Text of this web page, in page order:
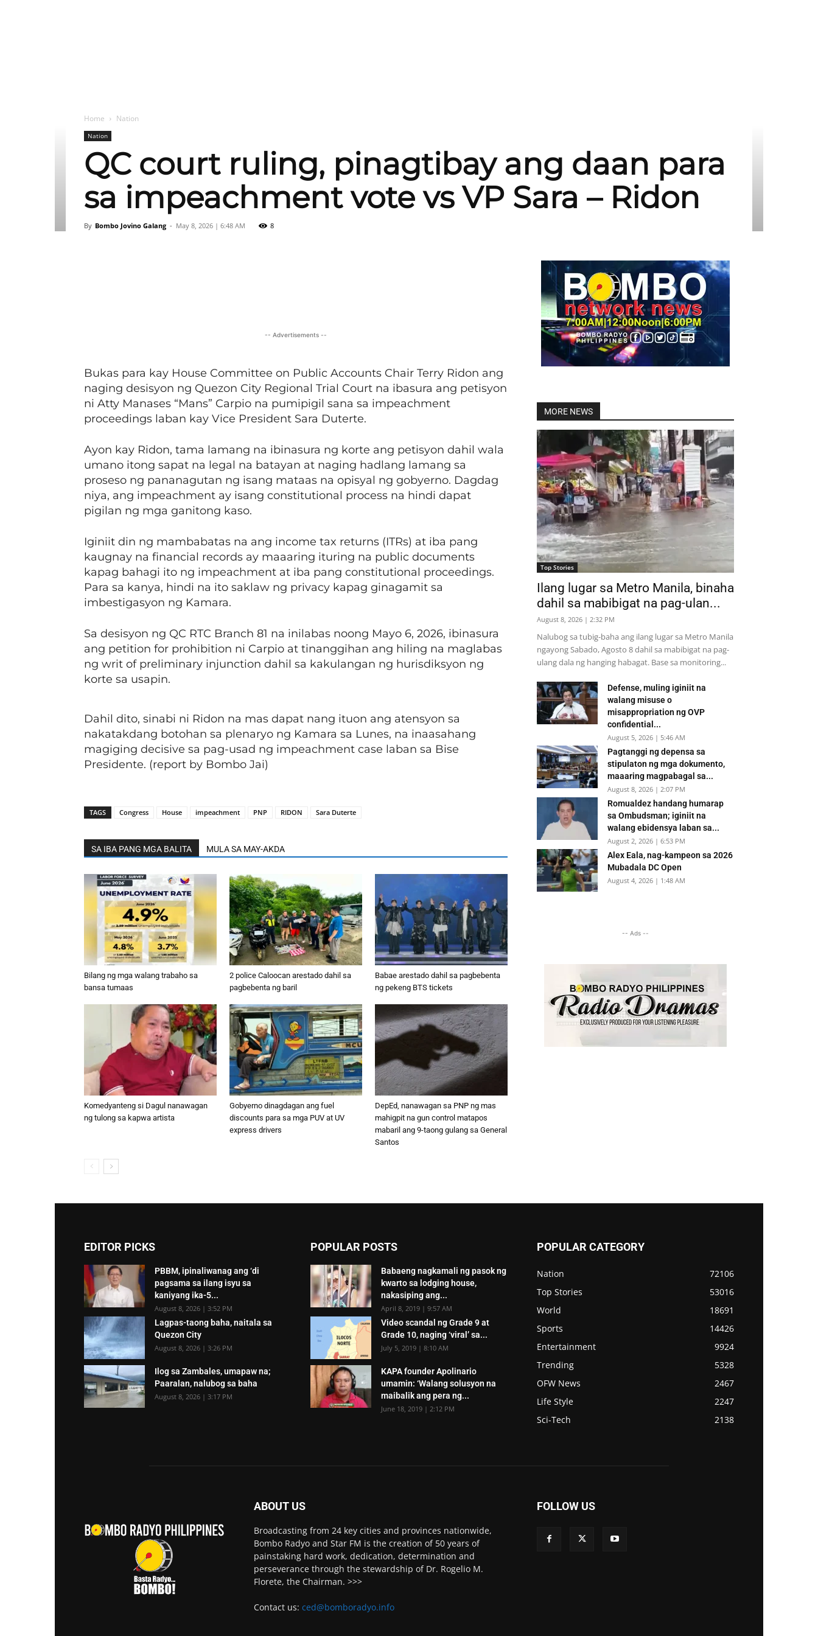
Home Nation
Nation
QC court ruling, pinagtibay ang daan para
sa impeachment vote vs VP Sara – Ridon
By Bombo Jovino Galang - May 8, 2026 | 6:48 AM 8
Linkedin
-- Advertisements --
Bukas para kay House Committee on Public Accounts Chair Terry Ridon ang
naging desisyon ng Quezon City Regional Trial Court na ibasura ang petisyon
ni Atty Manases “Mans” Carpio na pumipigil sana sa impeachment
proceedings laban kay Vice President Sara Duterte.
Ayon kay Ridon, tama lamang na ibinasura ng korte ang petisyon dahil wala
umano itong sapat na legal na batayan at naging hadlang lamang sa
proseso ng pananagutan ng isang mataas na opisyal ng gobyerno. Dagdag
niya, ang impeachment ay isang constitutional process na hindi dapat
pigilan ng mga ganitong kaso.
Iginiit din ng mambabatas na ang income tax returns (ITRs) at iba pang
kaugnay na financial records ay maaaring ituring na public documents
kapag bahagi ito ng impeachment at iba pang constitutional proceedings.
Para sa kanya, hindi na ito saklaw ng privacy kapag ginagamit sa
imbestigasyon ng Kamara.
Sa desisyon ng QC RTC Branch 81 na inilabas noong Mayo 6, 2026, ibinasura
ang petition for prohibition ni Carpio at tinanggihan ang hiling na maglabas
ng writ of preliminary injunction dahil sa kakulangan ng hurisdiksyon ng
korte sa usapin.
Dahil dito, sinabi ni Ridon na mas dapat nang ituon ang atensyon sa
nakatakdang botohan sa plenaryo ng Kamara sa Lunes, na inaasahang
magiging decisive sa pag-usad ng impeachment case laban sa Bise
Presidente. (report by Bombo Jai)
TAGS Congress House impeachment PNP RIDON Sara Duterte
SA IBA PANG MGA BALITA MULA SA MAY-AKDA
Bilang ng mga walang trabaho sa
bansa tumaas
2 police Caloocan arestado dahil sa
pagbebenta ng baril
Babae arestado dahil sa pagbebenta
ng pekeng BTS tickets
Komedyanteng si Dagul nanawagan
ng tulong sa kapwa artista
Gobyerno dinagdagan ang fuel
discounts para sa mga PUV at UV
express drivers
DepEd, nanawagan sa PNP ng mas
mahigpit na gun control matapos
mabaril ang 9-taong gulang sa General
Santos
MORE NEWS
Top Stories
Ilang lugar sa Metro Manila, binaha
dahil sa mabibigat na pag-ulan...
August 8, 2026 | 2:32 PM
Nalubog sa tubig-baha ang ilang lugar sa Metro Manila
ngayong Sabado, Agosto 8 dahil sa mabibigat na pag-
ulang dala ng hanging habagat. Base sa monitoring...
Defense, muling iginiit na
walang misuse o
misappropriation ng OVP
confidential...
August 5, 2026 | 5:46 AM
Pagtanggi ng depensa sa
stipulaton ng mga dokumento,
maaaring magpabagal sa...
August 8, 2026 | 2:07 PM
Romualdez handang humarap
sa Ombudsman; iginiit na
walang ebidensya laban sa...
August 2, 2026 | 6:53 PM
Alex Eala, nag-kampeon sa 2026
Mubadala DC Open
August 4, 2026 | 1:48 AM
-- Ads --
EDITOR PICKS
PBBM, ipinaliwanag ang ‘di
pagsama sa ilang isyu sa
kaniyang ika-5...
August 8, 2026 | 3:52 PM
Lagpas-taong baha, naitala sa
Quezon City
August 8, 2026 | 3:26 PM
Ilog sa Zambales, umapaw na;
Paaralan, nalubog sa baha
August 8, 2026 | 3:17 PM
POPULAR POSTS
Babaeng nagkamali ng pasok ng
kwarto sa lodging house,
nakasiping ang...
April 8, 2019 | 9:57 AM
Video scandal ng Grade 9 at
Grade 10, naging ‘viral’ sa...
July 5, 2019 | 8:10 AM
KAPA founder Apolinario
umamin: ‘Walang solusyon na
maibalik ang pera ng...
June 18, 2019 | 2:12 PM
POPULAR CATEGORY
Nation
72106
Top Stories
53016
World
18691
Sports
14426
Entertainment
9924
Trending
5328
OFW News
2467
Life Style
2247
Sci-Tech
2138
ABOUT US
Broadcasting from 24 key cities and provinces nationwide,
Bombo Radyo and Star FM is the creation of 50 years of
painstaking hard work, dedication, determination and
perseverance through the stewardship of Dr. Rogelio M.
Florete, the Chairman. >>>
Contact us: ced@bomboradyo.info
FOLLOW US